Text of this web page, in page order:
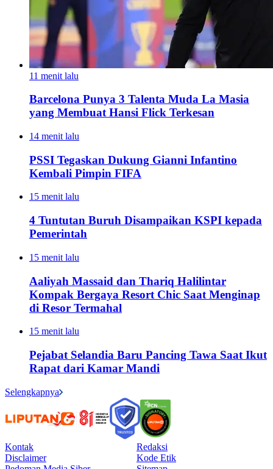
11 menit lalu
Barcelona Punya 3 Talenta Muda La Masia
yang Membuat Hansi Flick Terkesan
14 menit lalu
PSSI Tegaskan Dukung Gianni Infantino
Kembali Pimpin FIFA
15 menit lalu
4 Tuntutan Buruh Disampaikan KSPI kepada
Pemerintah
15 menit lalu
Aaliyah Massaid dan Thariq Halilintar
Kompak Bergaya Resort Chic Saat Menginap
di Resor Termahal
15 menit lalu
Pejabat Selandia Baru Pancing Tawa Saat Ikut
Rapat dari Kamar Mandi
Selengkapnya
Kontak
Redaksi
Disclaimer
Kode Etik